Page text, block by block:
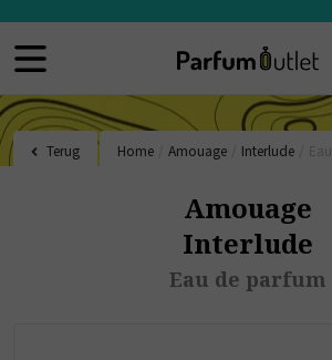
Terug Home Amouage Interlude
Amouage
Interlude
Eau de parfum